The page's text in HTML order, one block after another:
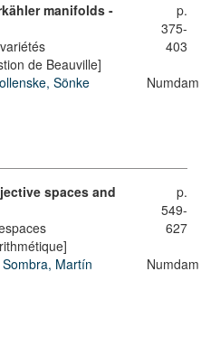
manifolds -
de Beauville]
Sönke
p.
375-
403
Numdam
spaces and
Sombra, Martín
p.
549-
627
Numdam